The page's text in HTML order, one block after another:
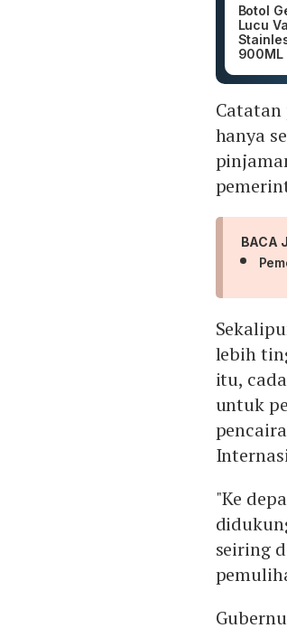
Botol
Lucu
900ML
hanya
BACA
lebih
itu,
untuk
"Ke
seiring